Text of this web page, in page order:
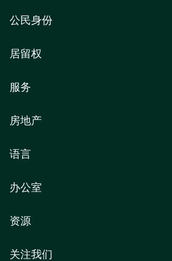
公民身份
居留权
服务
房地产
语言
关注我们
办公室
资源